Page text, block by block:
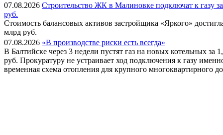
07.08.2026 Строительство ЖК в Малиновке подключат к газу
руб.
Стоимость балансовых активов застройщика «Яркого»
млрд руб.
07.08.2026 «В производстве риски есть всегда»
В Балтийске через 3 недели пустят газ на новых котельных за
руб. Прокуратуру не устраивает ход подключения к газу
временная схема отопления для крупного многоквартирного